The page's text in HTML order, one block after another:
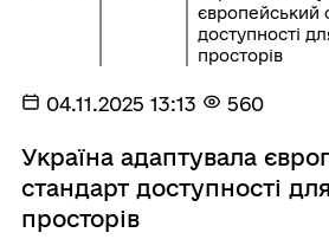
європейський
доступності
просторів
04.11.2025 13:13 560
Україна адаптувала
стандарт доступності
просторів